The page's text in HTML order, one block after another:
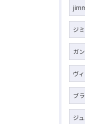
ジ
ガ
ヴ
ブ
ジ